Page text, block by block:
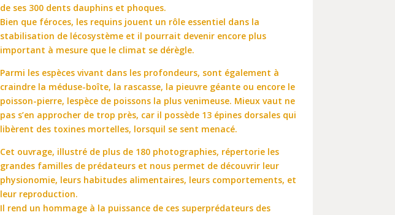
de ses 300 dents dauphins et phoques.
Bien que féroces, les requins jouent un rôle essentiel dans la
stabilisation de lécosystème et il pourrait devenir encore plus
important à mesure que le climat se dérègle.
Parmi les espèces vivant dans les profondeurs, sont également à
craindre la méduse-boîte, la rascasse, la pieuvre géante ou encore le
poisson-pierre, lespèce de poissons la plus venimeuse. Mieux vaut ne
pas s’en approcher de trop près, car il possède 13 épines dorsales qui
libèrent des toxines mortelles, lorsquil se sent menacé.
Cet ouvrage, illustré de plus de 180 photographies, répertorie les
grandes familles de prédateurs et nous permet de découvrir leur
physionomie, leurs habitudes alimentaires, leurs comportements, et
leur reproduction.
Il rend un hommage à la puissance de ces superprédateurs des